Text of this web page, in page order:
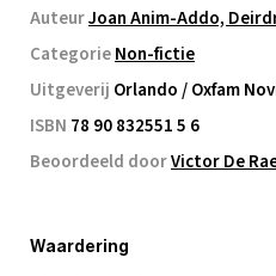
AuteurJoan Anim-Addo,
CategorieNon-fictie
Uitgeverij Orlando / Oxfam
ISBN 78 90 832551 5 6
Beoordeeld doorVictor De
Waardering